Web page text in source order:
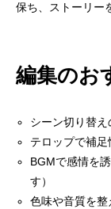
保ち、ストーリー
編集のお
シーン切り替え
テロップで補
BGMで感情を
す）
色味や音質を